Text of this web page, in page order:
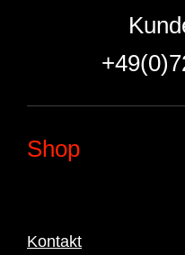
Shop
Kontakt